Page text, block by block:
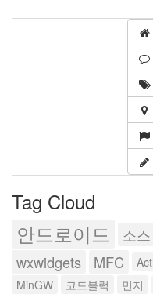
Tag Cloud
안드로이드 소스
wxwidgets
MFC
MinGW
코드블럭 민지